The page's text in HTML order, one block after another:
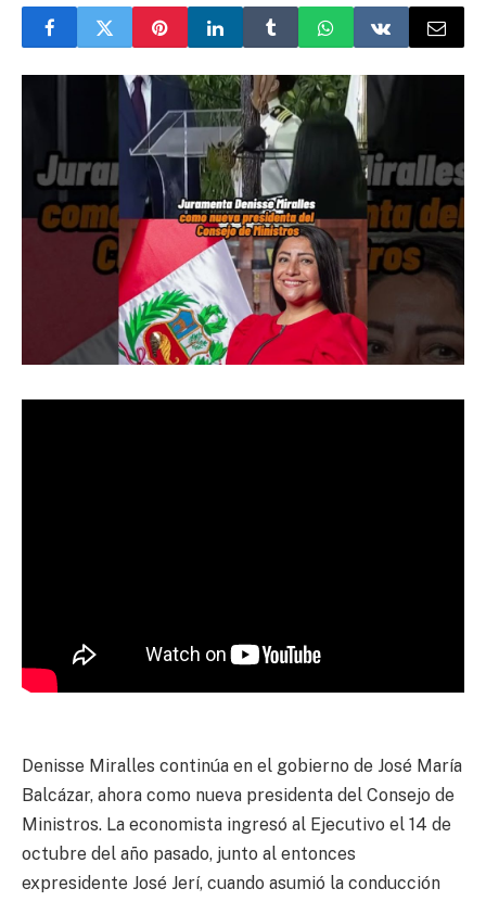
Denisse Miralles continúa en el gobierno de José María
Balcázar, ahora como nueva presidenta del Consejo de
Ministros. La economista ingresó al Ejecutivo el 14 de
octubre del año pasado, junto al entonces
expresidente José Jerí, cuando asumió la conducción